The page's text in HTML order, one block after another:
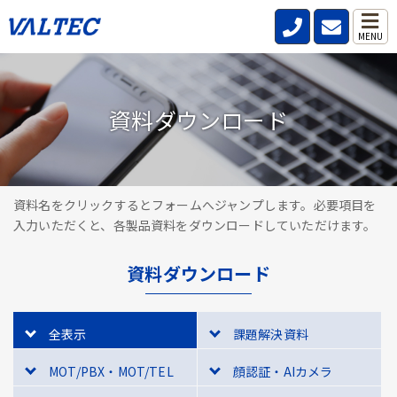
MENU
資料ダウンロード
資料名をクリックするとフォームへジャンプします。必要項目を
入力いただくと、各製品資料をダウンロードしていただけます。
資料ダウンロード
全表示 課題解決資料
MOT/PBX・MOT/TEL 顔認証・AIカメラ